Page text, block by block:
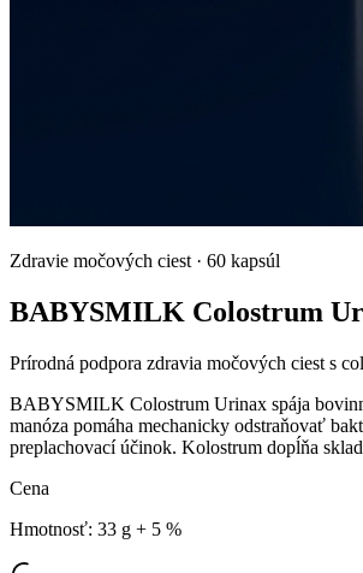
Zdravie močových ciest · 60 kapsúl
BABYSMILK Colostrum
Prírodná podpora zdravia močových ciest s
BABYSMILK Colostrum Urinax spája
manóza pomáha mechanicky odstraňovať
preplachovací účinok. Kolostrum dopĺňa
Cena
Hmotnosť: 33 g + 5 %